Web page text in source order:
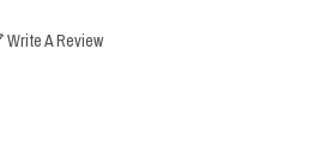
Write A Review